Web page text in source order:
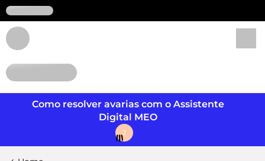
Como resolver avarias com o Assistente
Digital MEO
J